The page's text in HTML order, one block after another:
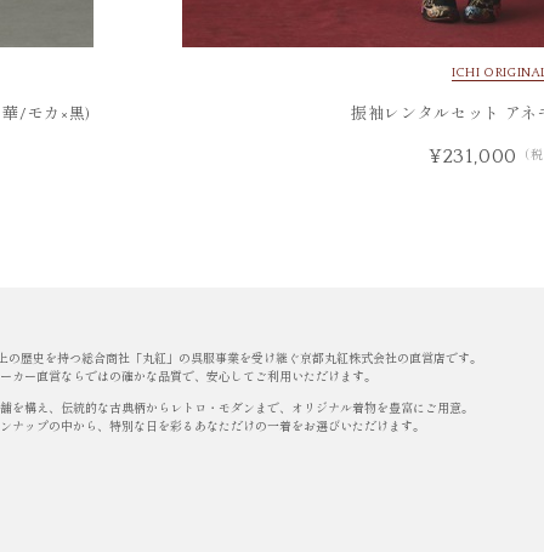
/モカ×黒)
ICHI
振袖レンタルセット アネ
¥231,000 （
の歴史を持つ総合商社「丸紅」の呉服事業を受け継ぐ京都丸紅株式会社の直営店です。
カー直営ならではの確かな品質で、安心してご利用いただけます。
を構え、伝統的な古典柄からレトロ・モダンまで、オリジナル着物を豊富にご用意。
ナップの中から、特別な日を彩るあなただけの一着をお選びいただけます。